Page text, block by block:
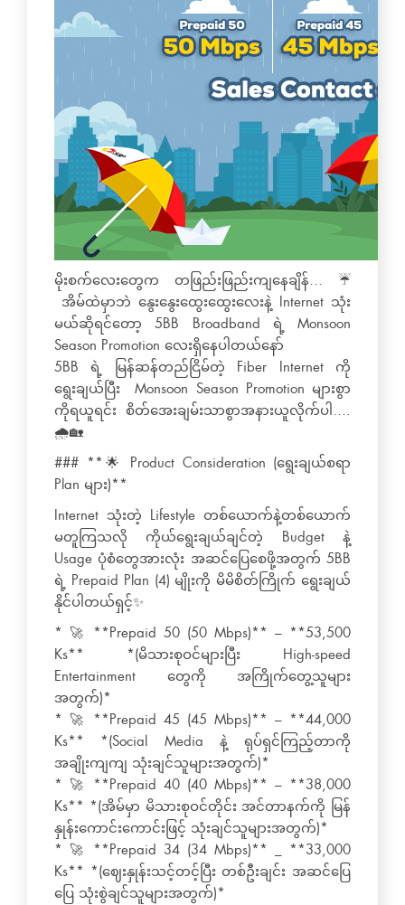
မိုးစက်လေးတွေက တဖြည်းဖြည်းကျနေချိန်… ☔
အိမ်ထဲမှာဘဲ နွေးနွေးထွေးထွေးလေးနဲ့ Internet သုံး
မယ်ဆိုရင်တော့ 5BB Broadband ရဲ့ Monsoon
Season Promotion လေးရှိနေပါတယ်နော်
5BB ရဲ့ မြန်ဆန်တည်ငြိမ်တဲ့ Fiber Internet ကို
ရွေးချယ်ပြီး Monsoon Season Promotion များစွာ
ကိုရယူရင်း စိတ်အေးချမ်းသာစွာအနားယူလိုက်ပါ….
🌧️🏡
### **🌟 Product Consideration (ရွေးချယ်စရာ
Plan များ)**
Internet သုံးတဲ့ Lifestyle တစ်ယောက်နဲ့တစ်ယောက်
မတူကြသလို ကိုယ်ရွေးချယ်ချင်တဲ့ Budget နဲ့
Usage ပုံစံတွေအားလုံး အဆင်ပြေစေဖို့အတွက် 5BB
ရဲ့ Prepaid Plan (4) မျိုးကို မိမိစိတ်ကြိုက် ရွေးချယ်
နိုင်ပါတယ်ရှင့်✨
* 🚀 **Prepaid 50 (50 Mbps)** – **53,500
Ks** *(မိသားစုဝင်များပြီး High-speed
Entertainment တွေကို အကြိုက်တွေ့သူများ
အတွက်)*
* 🚀 **Prepaid 45 (45 Mbps)** – **44,000
Ks** *(Social Media နဲ့ ရုပ်ရှင်ကြည့်တာကို
အချိုးကျကျ သုံးချင်သူများအတွက်)*
* 🚀 **Prepaid 40 (40 Mbps)** – **38,000
Ks** *(အိမ်မှာ မိသားစုဝင်တိုင်း အင်တာနက်ကို မြန်
နှုန်းကောင်းကောင်းဖြင့် သုံးချင်သူများအတွက်)*
* 🚀 **Prepaid 34 (34 Mbps)** _ **33,000
Ks** *(ဈေးနှုန်းသင့်တင့်ပြီး တစ်ဦးချင်း အဆင်ပြေ
ပြေ သုံးစွဲချင်သူများအတွက်)*